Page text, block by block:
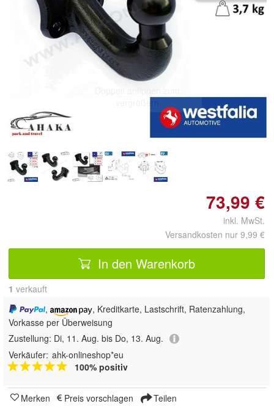
vergrößern
73,99 €
inkl. MwSt.
Versandkosten nur 9,99 €
In den Warenkorb
1 verkauft
,
, Kreditkarte, Lastschrift, Ratenzahlung,
Vorkasse per Überweisung
Zustellung: Di, 11. Aug. bis Do, 13. Aug.
Verkäufer: ahk-onlineshop*eu
100% positiv
Merken Preis vorschlagen Teilen